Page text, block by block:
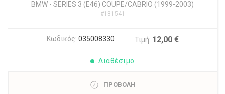
BMW - SERIES 3 (E46) COUPE/CABRIO (1999-2003)
#181541
Κωδικός: 035008330 Τιμή: 12,00 €
Διαθέσιμο
ΠΡΟΒΟΛΗ